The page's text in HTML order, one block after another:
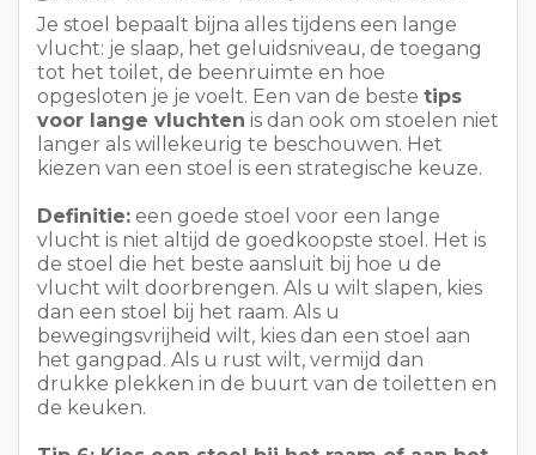
Definitie:
een goede stoel voor een lange
vlucht is niet altijd de goedkoopste stoel. Het is
de stoel die het beste aansluit bij hoe u de
vlucht wilt doorbrengen. Als u wilt slapen, kies
dan een stoel bij het raam. Als u
bewegingsvrijheid wilt, kies dan een stoel aan
het gangpad. Als u rust wilt, vermijd dan
drukke plekken in de buurt van de toiletten en
de keuken.
Tip 6: Kies een stoel bij het raam of aan het
gangpad, niet in het midden.Stoelen bij het
raam zijn prettiger om je hoofd tegen aan te
leunen en om het licht te regelen. Stoelen aan
het gangpad zijn beter als je vaak de benen wilt
strekken of vaker naar het toilet gaat. Stoelen
in het midden combineren de nadelen van
beide.